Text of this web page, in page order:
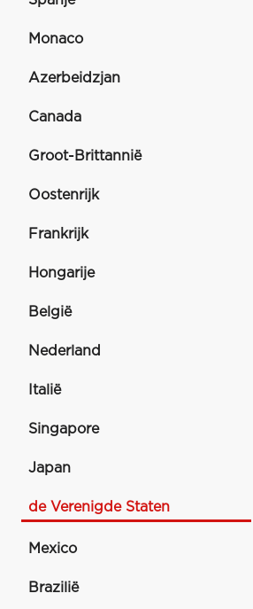
Monaco
Azerbeidzjan
Canada
Groot-Brittannië
Oostenrijk
Frankrijk
Hongarije
België
Nederland
Italië
Singapore
Japan
de Verenigde Staten
Mexico
Brazilië